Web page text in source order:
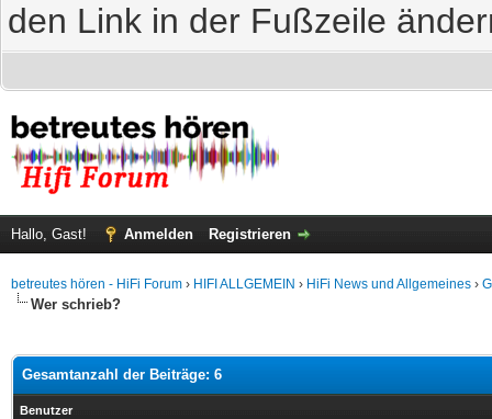
den Link in der Fußzeile
Hallo, Gast! Anmelden Registrieren
betreutes hören - HiFi Forum › HIFI ALLGEMEIN › HiFi News und Allgemeines ›
Wer schrieb?
Gesamtanzahl der Beiträge: 6
Benutzer